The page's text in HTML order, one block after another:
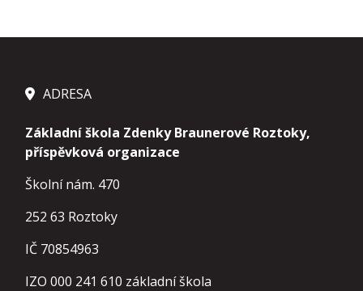
ADRESA
Základní škola Zdenky Braunerové Roztoky,
příspěvková organizace
Školní nám. 470
252 63 Roztoky
IČ 70854963
IZO 000 241 610 základní škola